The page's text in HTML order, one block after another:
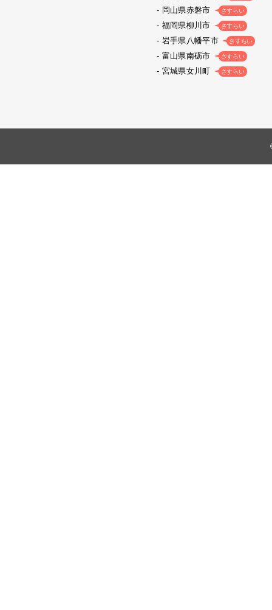
岡山県赤磐市 さすらい
福岡県柳川市 さすらい
岩手県八幡平市 さすらい
富山県南砺市 さすらい
宮城県女川町 さすらい